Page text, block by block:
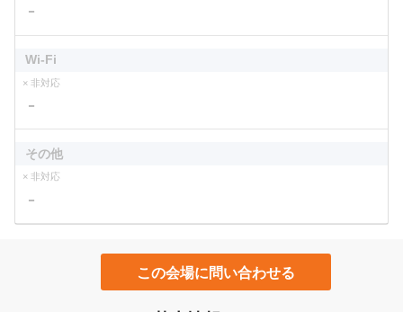
－
Wi-Fi
× 非対応
－
その他
× 非対応
－
この会場に問い合わせる